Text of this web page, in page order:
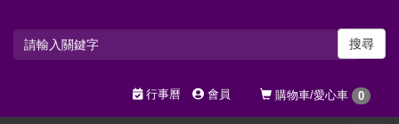
搜尋
購物車/愛心車 0
行事曆 會員